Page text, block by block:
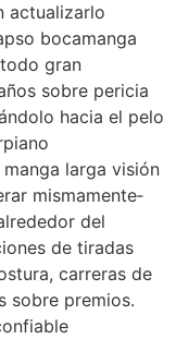
actualizarlo
bocamanga
gran
sobre pericia
hacia el pelo
larga visión
mismamente­
del
de tiradas
carreras de
sobre premios.